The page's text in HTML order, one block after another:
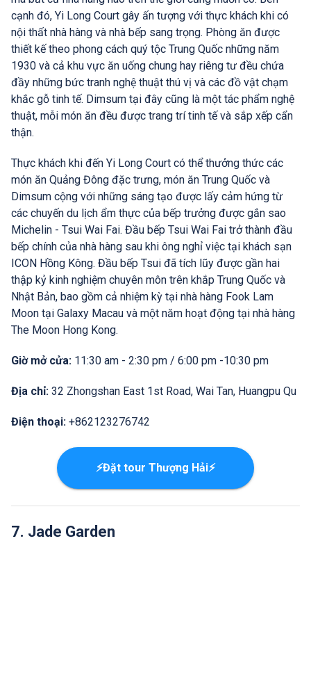
cạnh đó, Yi Long Court gây ấn tượng với thực khách khi có
nội thất nhà hàng và nhà bếp sang trọng. Phòng ăn được
thiết kế theo phong cách quý tộc Trung Quốc những năm
1930 và cả khu vực ăn uống chung hay riêng tư đều chứa
đầy những bức tranh nghệ thuật thú vị và các đồ vật chạm
khắc gỗ tinh tế. Dimsum tại đây cũng là một tác phẩm nghệ
thuật, mỗi món ăn đều được trang trí tinh tế và sắp xếp cẩn
thận.
Thực khách khi đến Yi Long Court có thể thưởng thức các
món ăn Quảng Đông đặc trưng, món ăn Trung Quốc và
Dimsum cộng với những sáng tạo được lấy cảm hứng từ
các chuyến du lịch ẩm thực của bếp trưởng được gắn sao
Michelin - Tsui Wai Fai. Đầu bếp Tsui Wai Fai trở thành đầu
bếp chính của nhà hàng sau khi ông nghỉ việc tại khách sạn
ICON Hồng Kông. Đầu bếp Tsui đã tích lũy được gần hai
thập kỷ kinh nghiệm chuyên môn trên khắp Trung Quốc và
Nhật Bản, bao gồm cả nhiệm kỳ tại nhà hàng Fook Lam
Moon tại Galaxy Macau và một năm hoạt động tại nhà hàng
The Moon Hong Kong.
Giờ mở cửa: 11:30 am - 2:30 pm / 6:00 pm -10:30 pm
Địa chỉ: 32 Zhongshan East 1st Road, Wai Tan, Huangpu Qu
Điện thoại: +862123276742
⚡Đặt tour Thượng Hải⚡
7. Jade Garden